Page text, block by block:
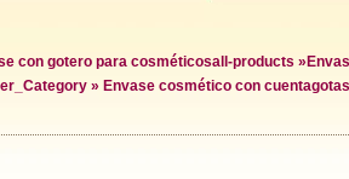
con gotero para cosméticosall-products »
» Envase cosmético con